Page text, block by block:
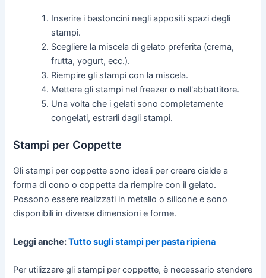
Inserire i bastoncini negli appositi spazi degli
stampi.
Scegliere la miscela di gelato preferita (crema,
frutta, yogurt, ecc.).
Riempire gli stampi con la miscela.
Mettere gli stampi nel freezer o nell'abbattitore.
Una volta che i gelati sono completamente
congelati, estrarli dagli stampi.
Stampi per Coppette
Gli stampi per coppette sono ideali per creare cialde a
forma di cono o coppetta da riempire con il gelato.
Possono essere realizzati in metallo o silicone e sono
disponibili in diverse dimensioni e forme.
Leggi anche:Tutto sugli stampi per pasta ripiena
Per utilizzare gli stampi per coppette, è necessario stendere